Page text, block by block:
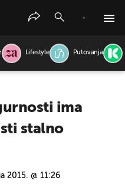
Lifestyle Putovanja
ima
stalno
2015. @ 11:26